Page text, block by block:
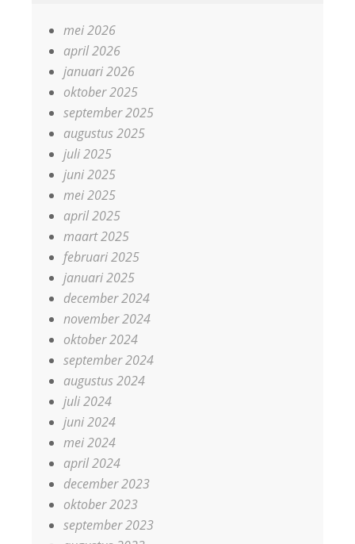
mei 2026
april 2026
januari 2026
oktober 2025
september 2025
augustus 2025
juli 2025
juni 2025
mei 2025
april 2025
maart 2025
februari 2025
januari 2025
december 2024
november 2024
oktober 2024
september 2024
augustus 2024
juli 2024
juni 2024
mei 2024
april 2024
december 2023
oktober 2023
september 2023